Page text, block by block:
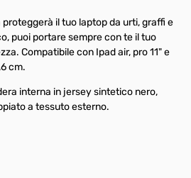
il tuo laptop da urti, graffi e
puoi portare sempre con te il tuo
Compatibile con Ipad air, pro 11" e
cm.
interna in jersey sintetico nero,
a tessuto esterno.